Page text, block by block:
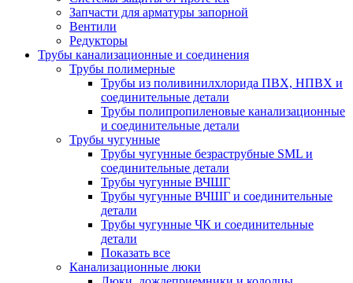
Запчасти для арматуры запорной
Вентили
Редукторы
Трубы канализационные и соединения
Трубы полимерные
Трубы из поливинилхлорида ПВХ, НПВХ и
соединительные детали
Трубы полипропиленовые канализационные
и соединительные детали
Трубы чугунные
Трубы чугунные безраструбные SML и
соединительные детали
Трубы чугунные ВЧШГ
Трубы чугунные ВЧШГ и соединительные
детали
Трубы чугунные ЧК и соединительные
детали
Показать все
Канализационные люки